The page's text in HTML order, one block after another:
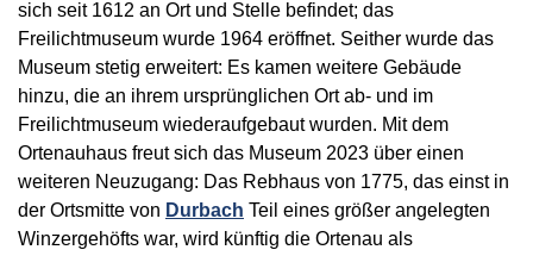
sich seit 1612 an Ort und Stelle befindet; das
Freilichtmuseum wurde 1964 eröffnet. Seither wurde das
Museum stetig erweitert: Es kamen weitere Gebäude
hinzu, die an ihrem ursprünglichen Ort ab- und im
Freilichtmuseum wiederaufgebaut wurden. Mit dem
Ortenauhaus freut sich das Museum 2023 über einen
weiteren Neuzugang: Das Rebhaus von 1775, das einst in
der Ortsmitte von Durbach Teil eines größer angelegten
Winzergehöfts war, wird künftig die Ortenau als